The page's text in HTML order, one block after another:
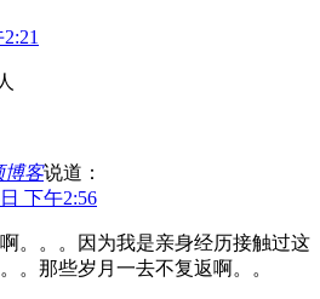
博客说道：
下午2:56
。。。因为我是亲身经历接触过这
。那些岁月一去不复返啊。。